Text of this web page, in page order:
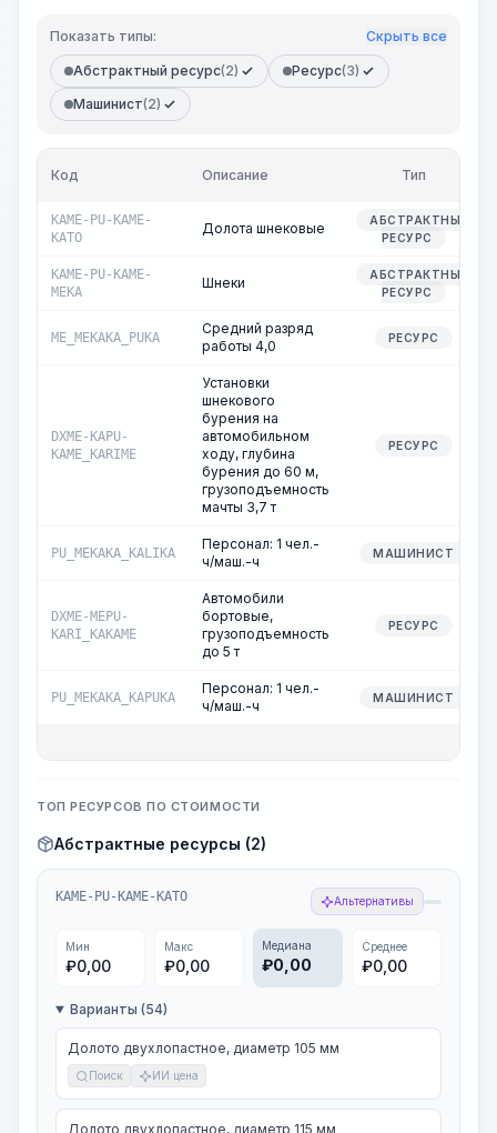
Показать типы: Скрыть все
Абстрактный ресурс(2) Ресурс(3)
Машинист(2)
Код Описание Тип
KAME-PU-KAME-
KATO
Долота шнековые
АБСТРАКТНЫЙ
РЕСУРС
KAME-PU-KAME-
MEKA
Шнеки
АБСТРАКТНЫЙ
РЕСУРС
ME_MEKAKA_PUKA
Средний разряд
работы 4,0
РЕСУРС
DXME-KAPU-
KAME_KARIME
Установки
шнекового
бурения на
автомобильном
ходу, глубина
бурения до 60 м,
грузоподъемность
мачты 3,7 т
РЕСУРС
PU_MEKAKA_KALIKA
Персонал: 1 чел.-
ч/маш.-ч
МАШИНИСТ
DXME-MEPU-
KARI_KAKAME
Автомобили
бортовые,
грузоподъемность
до 5 т
РЕСУРС
PU_MEKAKA_KAPUKA
Персонал: 1 чел.-
ч/маш.-ч
МАШИНИСТ
ТОП РЕСУРСОВ ПО СТОИМОСТИ
Абстрактные ресурсы (2)
KAME-PU-KAME-KATO Альтернативы
Мин
₽0,00
Макс
₽0,00
Медиана
₽0,00
Среднее
₽0,00
Варианты (54)
Долото двухлопастное, диаметр 105 мм
Поиск ИИ цена
Долото двухлопастное, диаметр 115 мм